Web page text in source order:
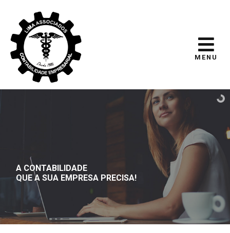
MENU
A CONTABILIDADE
QUE A SUA EMPRESA PRECISA!